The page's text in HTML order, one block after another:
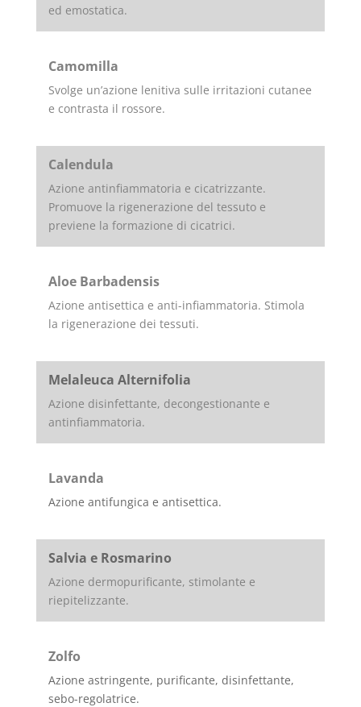
ed emostatica.
Camomilla
Svolge un’azione lenitiva sulle irritazioni cutanee
e contrasta il rossore.
Calendula
Azione antinfiammatoria e cicatrizzante.
Promuove la rigenerazione del tessuto e
previene la formazione di cicatrici.
Aloe Barbadensis
Azione antisettica e anti-infiammatoria. Stimola
la rigenerazione dei tessuti.
Melaleuca Alternifolia
Azione disinfettante, decongestionante e
antinfiammatoria.
Lavanda
Azione antifungica e antisettica.
Salvia e Rosmarino
Azione dermopurificante, stimolante e
riepitelizzante.
Zolfo
Azione astringente, purificante, disinfettante,
sebo-regolatrice.